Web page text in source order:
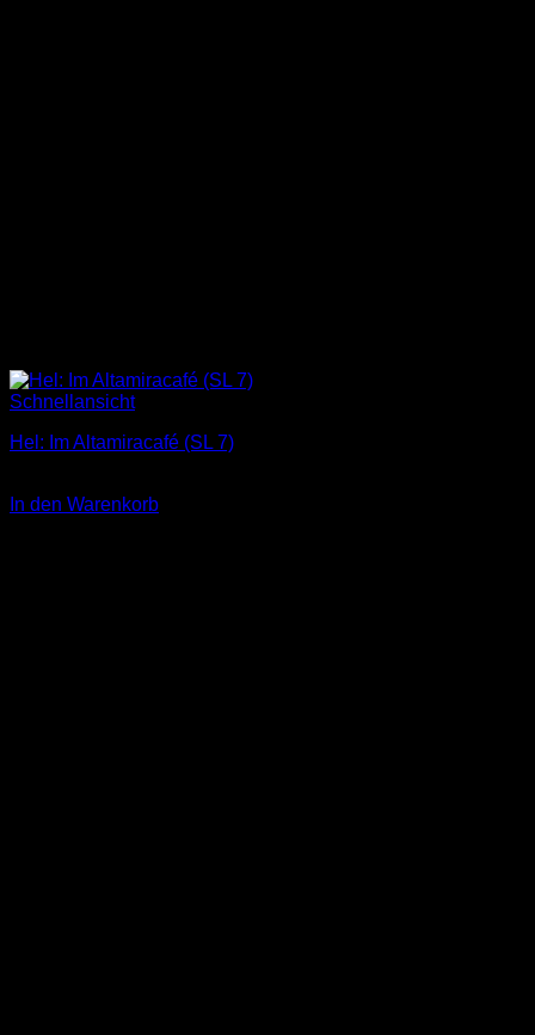
Schnellansicht
Hel: Im Altamiracafé (SL 7)
In den Warenkorb